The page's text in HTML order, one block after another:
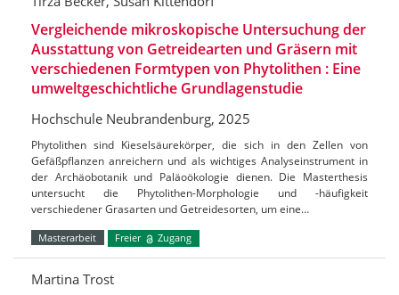
Vergleichende mikroskopische Untersuchung der
Ausstattung von Getreidearten und Gräsern mit
verschiedenen Formtypen von Phytolithen : Eine
umweltgeschichtliche Grundlagenstudie
Hochschule Neubrandenburg, 2025
Phytolithen sind Kieselsäurekörper, die sich in den Zellen von
Gefäßpflanzen anreichern und als wichtiges Analyseinstrument in
der Archäobotanik und Paläoökologie dienen. Die Masterthesis
untersucht die Phytolithen-Morphologie und -häufigkeit
verschiedener Grasarten und Getreidesorten, um eine…
Masterarbeit Freier Zugang
Martina Trost